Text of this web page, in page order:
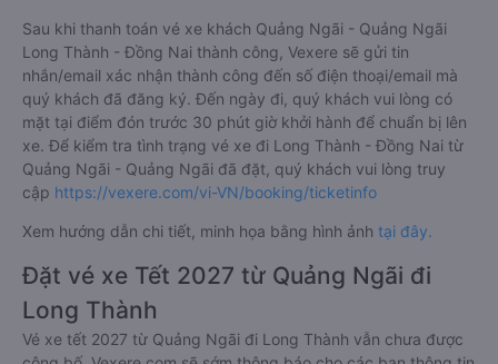
Sau khi thanh toán vé xe khách Quảng Ngãi - Quảng Ngãi
Long Thành - Đồng Nai thành công, Vexere sẽ gửi tin
nhắn/email xác nhận thành công đến số điện thoại/email mà
quý khách đã đăng ký. Đến ngày đi, quý khách vui lòng có
mặt tại điểm đón trước 30 phút giờ khởi hành để chuẩn bị lên
xe. Để kiểm tra tình trạng vé xe đi Long Thành - Đồng Nai từ
Quảng Ngãi - Quảng Ngãi đã đặt, quý khách vui lòng truy
cập https://vexere.com/vi-VN/booking/ticketinfo
Xem hướng dẫn chi tiết, minh họa bằng hình ảnh tại đây.
Đặt vé xe Tết 2027 từ Quảng Ngãi đi
Long Thành
Vé xe tết 2027 từ Quảng Ngãi đi Long Thành vẫn chưa được